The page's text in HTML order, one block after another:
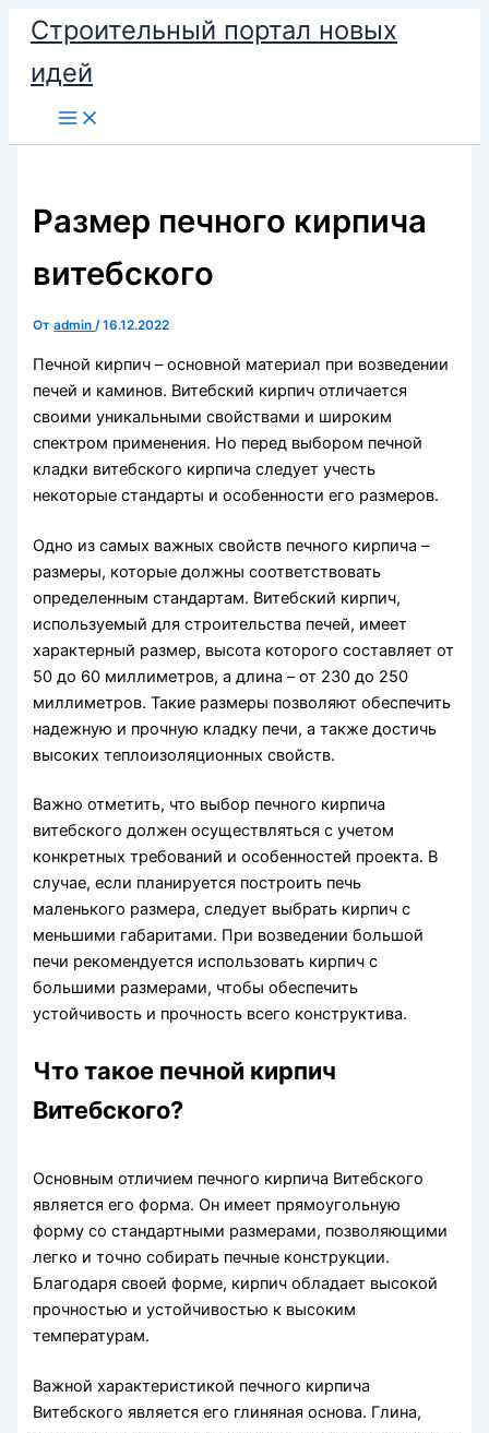
Перейти
содержимому
Строительный портал новых
идей
Размер печного кирпича
витебского
Отadmin/16.12.2022
Печной кирпич – основной материал при возведении
печей и каминов. Витебский кирпич отличается
своими уникальными свойствами и широким
спектром применения. Но перед выбором печной
кладки витебского кирпича следует учесть
некоторые стандарты и особенности его размеров.
Одно из самых важных свойств печного кирпича –
размеры, которые должны соответствовать
определенным стандартам. Витебский кирпич,
используемый для строительства печей, имеет
характерный размер, высота которого составляет от
50 до 60 миллиметров, а длина – от 230 до 250
миллиметров. Такие размеры позволяют обеспечить
надежную и прочную кладку печи, а также достичь
высоких теплоизоляционных свойств.
Важно отметить, что выбор печного кирпича
витебского должен осуществляться с учетом
конкретных требований и особенностей проекта. В
случае, если планируется построить печь
маленького размера, следует выбрать кирпич с
меньшими габаритами. При возведении большой
печи рекомендуется использовать кирпич с
большими размерами, чтобы обеспечить
устойчивость и прочность всего конструктива.
Что такое печной кирпич
Витебского?
Основным отличием печного кирпича Витебского
является его форма. Он имеет прямоугольную
форму со стандартными размерами, позволяющими
легко и точно собирать печные конструкции.
Благодаря своей форме, кирпич обладает высокой
прочностью и устойчивостью к высоким
температурам.
Важной характеристикой печного кирпича
Витебского является его глиняная основа. Глина,